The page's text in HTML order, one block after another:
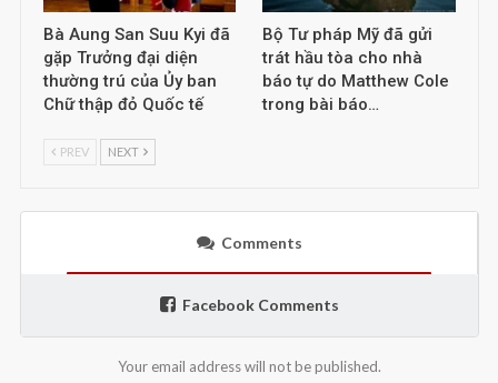
Bà Aung San Suu Kyi đã
gặp Trưởng đại diện
thường trú của Ủy ban
Chữ thập đỏ Quốc tế
Bộ Tư pháp Mỹ đã gửi
trát hầu tòa cho nhà
báo tự do Matthew Cole
trong bài báo…
PREV NEXT
Comments
Facebook Comments
Your email address will not be published.